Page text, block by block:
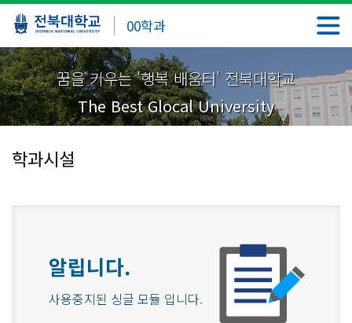
00학과
꿈을 키우는 '행복 배움터' 전북대학교
The Best Glocal University
학과시설
알립니다.
사용중지된 싱글 모듈 입니다.